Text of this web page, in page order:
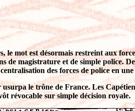
mot est désormais restreint aux
magistrature et de simple police.
des forces de police en une
le trône de France. Les
révocable sur simple décision royale.